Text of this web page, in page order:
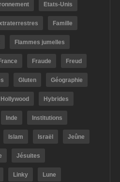
Etats-Unis
Famille
Flammes jumelles
Fraude Freud
Gluten Géographie
Hollywood Hybrides
Inde Institutions
Islam Israël Jeûne
Jésuites
Linky Lune